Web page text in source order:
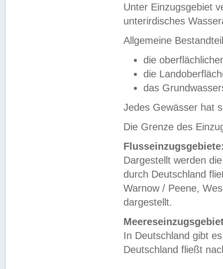
Unter Einzugsgebiet
unterirdisches
Allgemeine
die
die
das
Jedes Gewässer hat
Die Grenze des
Dargestellt werden
durch Deutschland
Warnow / Peene,
dargestellt.
In Deutschland gibt
Deutschland fließt